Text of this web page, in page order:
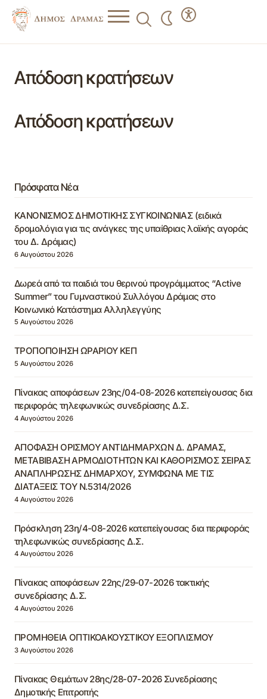
Απόδοση κρατήσεων
Απόδοση κρατήσεων
Πρόσφατα Νέα
ΚΑΝΟΝΙΣΜΟΣ ΔΗΜΟΤΙΚΗΣ ΣΥΓΚΟΙΝΩΝΙΑΣ (ειδικά
δρομολόγια για τις ανάγκες της υπαίθριας λαϊκής αγοράς
του Δ. Δράμας)
6 Αυγούστου 2026
Δωρεά από τα παιδιά του θερινού προγράμματος “Active
Summer” του Γυμναστικού Συλλόγου Δράμας στο
Κοινωνικό Κατάστημα Αλληλεγγύης
5 Αυγούστου 2026
ΤΡΟΠΟΠΟΙΗΣΗ ΩΡΑΡΙΟΥ ΚΕΠ
5 Αυγούστου 2026
Πίνακας αποφάσεων 23ης/04-08-2026 κατεπείγουσας δια
περιφοράς τηλεφωνικώς συνεδρίασης Δ.Σ.
4 Αυγούστου 2026
ΑΠΟΦΑΣΗ ΟΡΙΣΜΟΥ ΑΝΤΙΔΗΜΑΡΧΩΝ Δ. ΔΡΑΜΑΣ,
ΜΕΤΑΒΙΒΑΣΗ ΑΡΜΟΔΙΟΤΗΤΩΝ ΚΑΙ ΚΑΘΟΡΙΣΜΟΣ ΣΕΙΡΑΣ
ΑΝΑΠΛΗΡΩΣΗΣ ΔΗΜΑΡΧΟΥ, ΣΥΜΦΩΝΑ ΜΕ ΤΙΣ
ΔΙΑΤΑΞΕΙΣ ΤΟΥ Ν.5314/2026
4 Αυγούστου 2026
Πρόσκληση 23η/4-08-2026 κατεπείγουσας δια περιφοράς
τηλεφωνικώς συνεδρίασης Δ.Σ.
4 Αυγούστου 2026
Πίνακας αποφάσεων 22ης/29-07-2026 τακτικής
συνεδρίασης Δ.Σ.
4 Αυγούστου 2026
ΠΡΟΜΗΘΕΙΑ ΟΠΤΙΚΟΑΚΟΥΣΤΙΚΟΥ ΕΞΟΠΛΙΣΜΟΥ
3 Αυγούστου 2026
Πίνακας Θεμάτων 28ης/28-07-2026 Συνεδρίασης
Δημοτικής Επιτροπής